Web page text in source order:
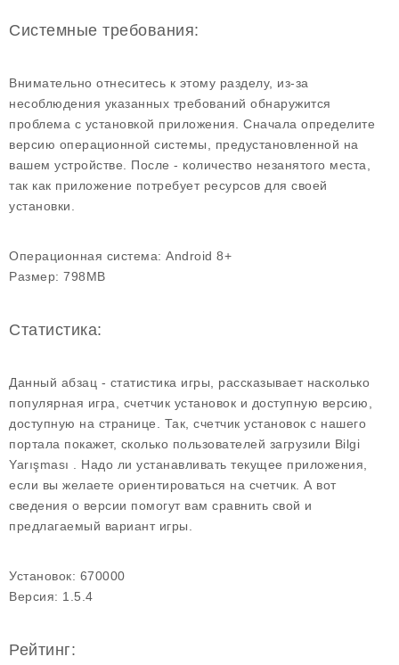
Системные требования:
Внимательно отнеситесь к этому разделу, из-за
несоблюдения указанных требований обнаружится
проблема с установкой приложения. Сначала определите
версию операционной системы, предустановленной на
вашем устройстве. После - количество незанятого места,
так как приложение потребует ресурсов для своей
установки.
Операционная система: Android 8+
Размер: 798MB
Статистика:
Данный абзац - статистика игры, рассказывает насколько
популярная игра, счетчик установок и доступную версию,
доступную на странице. Так, счетчик установок с нашего
портала покажет, сколько пользователей загрузили Bilgi
Yarışması . Надо ли устанавливать текущее приложения,
если вы желаете ориентироваться на счетчик. А вот
сведения о версии помогут вам сравнить свой и
предлагаемый вариант игры.
Установок: 670000
Версия: 1.5.4
Рейтинг: